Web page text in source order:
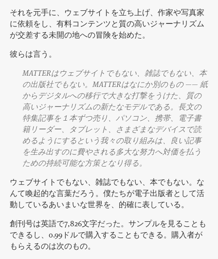
それを元手に、ウェブサイトを立ち上げ、作家や写真家
に依頼をし、有料コンテンツと質の高いジャーナリズム
が交差する未開の地への冒険を始めた。
彼らは言う。
MATTERはウェブサイトでもない、雑誌でもない、本
の出版社でもない。MATTERはなにか別のもの —— 紙
からデジタルへの移行で大きな打撃をうけた、質の
高いジャーナリズムの新たなモデルである。長文の
特集記事を１本ずつ売り、パソコン、携帯、電子書
籍リーダー、タブレット、さまざまなデバイスで読
めるようにするという我々の取り組みは、良い記事
を生み出すのに費やされる多大な努力へ対価を払う
ための持続可能な方策となり得る。
ウェブサイトでもない、雑誌でもない、本でもない。な
んて喚起的な言葉だろう。僕たちが電子出版者として活
動しているあいまいな世界を、的確に表している。
創刊号は英語で7,826文字だった。サンプルを見ることも
できるし、0.99ドルで購入することもできる。購入者が
もらえるのは次のもの。